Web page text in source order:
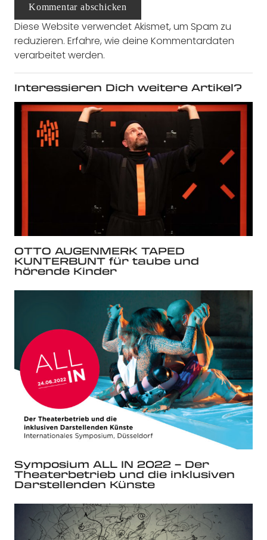
Kommentar abschicken
Diese Website verwendet Akismet, um Spam zu
reduzieren. Erfahre, wie deine Kommentardaten
verarbeitet werden.
Interessieren Dich weitere Artikel?
OTTO AUGENMERK TAPED
KUNTERBUNT für taube und
hörende Kinder
Symposium ALL IN 2022 – Der
Theaterbetrieb und die inklusiven
Darstellenden Künste